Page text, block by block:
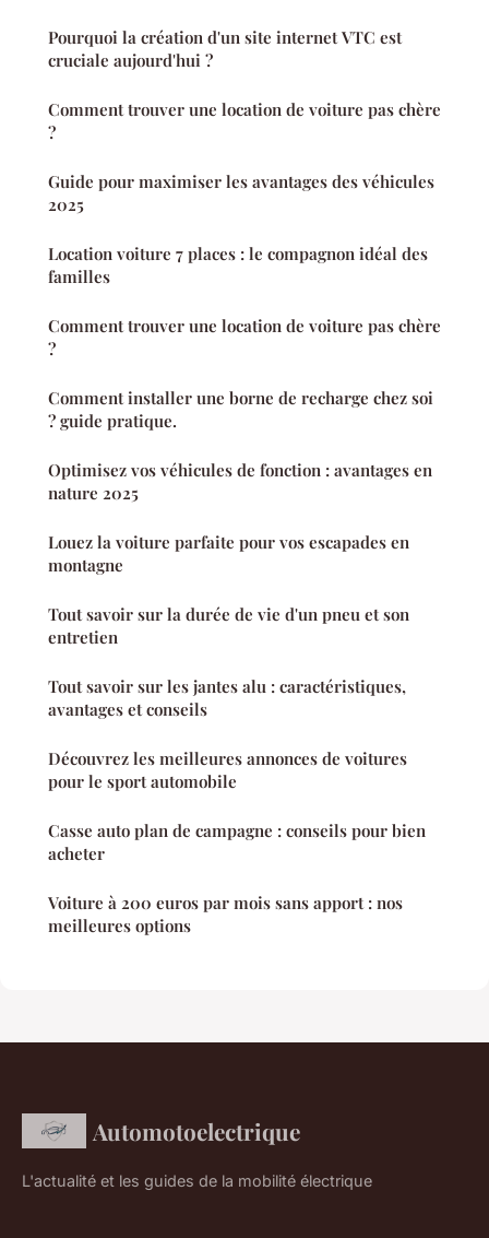
Pourquoi la création d'un site internet VTC est
cruciale aujourd'hui ?
Comment trouver une location de voiture pas chère
?
Guide pour maximiser les avantages des véhicules
2025
Location voiture 7 places : le compagnon idéal des
familles
Comment trouver une location de voiture pas chère
?
Comment installer une borne de recharge chez soi
? guide pratique.
Optimisez vos véhicules de fonction : avantages en
nature 2025
Louez la voiture parfaite pour vos escapades en
montagne
Tout savoir sur la durée de vie d'un pneu et son
entretien
Tout savoir sur les jantes alu : caractéristiques,
avantages et conseils
Découvrez les meilleures annonces de voitures
pour le sport automobile
Casse auto plan de campagne : conseils pour bien
acheter
Voiture à 200 euros par mois sans apport : nos
meilleures options
Automotoelectrique
L'actualité et les guides de la mobilité électrique